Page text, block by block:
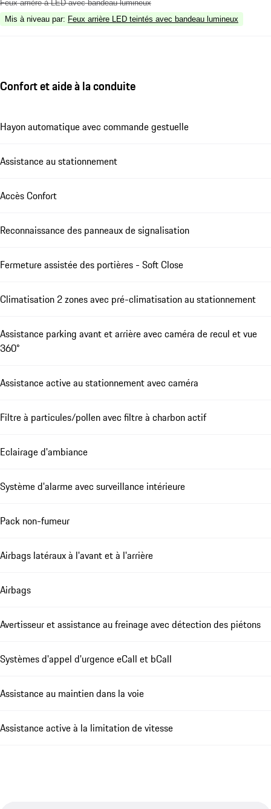
Feux arrière à LED avec bandeau lumineux
Mis à niveau par: Feux arrière LED teintés avec bandeau lumineux
Confort et aide à la conduite
Hayon automatique avec commande gestuelle
Assistance au stationnement
Accès Confort
Reconnaissance des panneaux de signalisation
Fermeture assistée des portières - Soft Close
Climatisation 2 zones avec pré-climatisation au stationnement
Assistance parking avant et arrière avec caméra de recul et vue
360°
Assistance active au stationnement avec caméra
Filtre à particules/pollen avec filtre à charbon actif
Eclairage d'ambiance
Système d'alarme avec surveillance intérieure
Pack non-fumeur
Airbags latéraux à l'avant et à l'arrière
Airbags
Avertisseur et assistance au freinage avec détection des piétons
Systèmes d'appel d'urgence eCall et bCall
Assistance au maintien dans la voie
Assistance active à la limitation de vitesse